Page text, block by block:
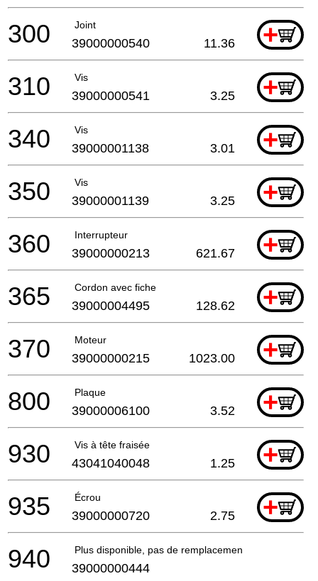
Joint +
300 39000000540 11.36
Vis +
310 39000000541 3.25
Vis +
340 39000001138 3.01
Vis +
350 39000001139 3.25
Interrupteur +
360 39000000213 621.67
Cordon avec fiche +
365 39000004495 128.62
Moteur +
370 39000000215 1023.00
Plaque +
800 39000006100 3.52
Vis à tête fraisée +
930 43041040048 1.25
Écrou +
935 39000000720 2.75
Plus disponible, pas de remplacement
940 39000000444